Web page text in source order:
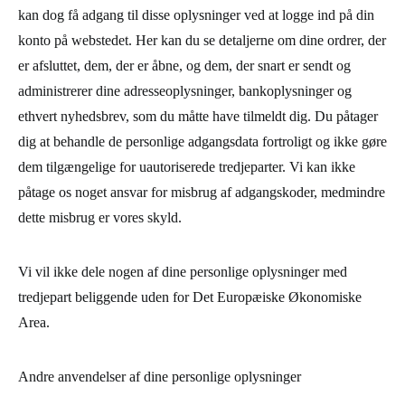
kan dog få adgang til disse oplysninger ved at logge ind på din
konto på webstedet. Her kan du se detaljerne om dine ordrer, der
er afsluttet, dem, der er åbne, og dem, der snart er sendt og
administrerer dine adresseoplysninger, bankoplysninger og
ethvert nyhedsbrev, som du måtte have tilmeldt dig. Du påtager
dig at behandle de personlige adgangsdata fortroligt og ikke gøre
dem tilgængelige for uautoriserede tredjeparter. Vi kan ikke
påtage os noget ansvar for misbrug af adgangskoder, medmindre
dette misbrug er vores skyld.
Vi vil ikke dele nogen af ​​dine personlige oplysninger med
tredjepart beliggende uden for Det Europæiske Økonomiske
Area.
Andre anvendelser af dine personlige oplysninger